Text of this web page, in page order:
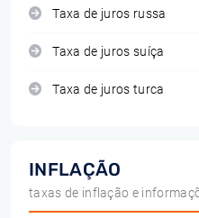
Taxa de juros russa
Taxa de juros suíça
Taxa de juros turca
INFLAÇÃO
taxas de inflação e